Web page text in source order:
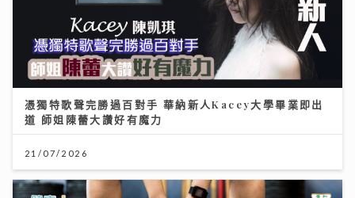
憑獨特歌聲完勝過百對手 華納新人Kacey大學畢業即出
道 師姐陳蕾大讚好有魔力
21/07/2026